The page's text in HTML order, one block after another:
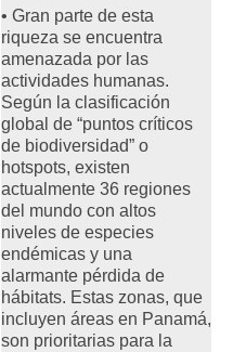
• Gran parte de esta
riqueza se encuentra
amenazada por las
actividades humanas.
Según la clasificación
global de “puntos críticos
de biodiversidad” o
hotspots, existen
actualmente 36 regiones
del mundo con altos
niveles de especies
endémicas y una
alarmante pérdida de
hábitats. Estas zonas, que
incluyen áreas en Panamá,
son prioritarias para la